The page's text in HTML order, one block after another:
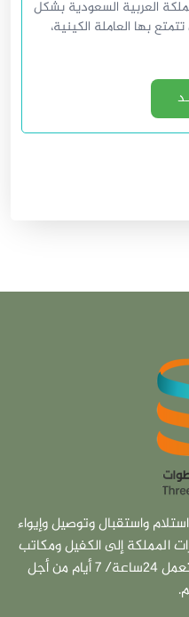
العربية السعودية بشكل
بها العاملة الكينية،
واستقبال وتوصيل وإيواء
المملكة إلى الكفيل ومكاتب
الاستقدام. حزنا على ثقتكم لأننا نعمل 24ساعة/ 7 أيام من أجل